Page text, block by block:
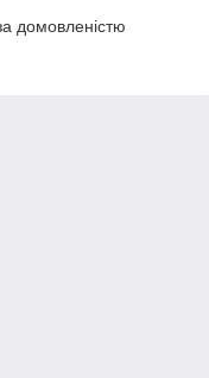
домовленістю